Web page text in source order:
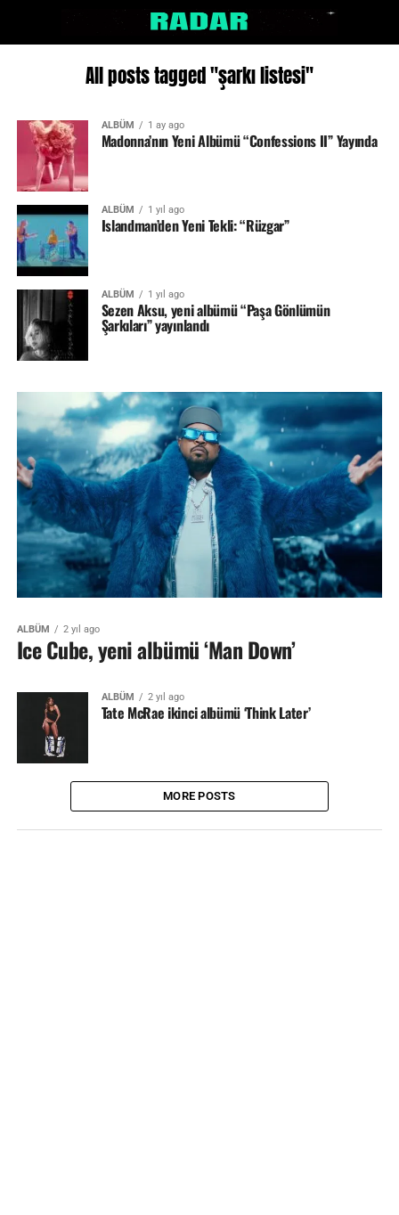
All posts tagged "şarkı listesi"
ALBÜM 1 ay ago
Madonna’nın Yeni Albümü “Confessions II” Yayında
ALBÜM 1 yıl ago
Islandman’den Yeni Tekli: “Rüzgar”
ALBÜM 1 yıl ago
Sezen Aksu, yeni albümü “Paşa Gönlümün
Şarkıları” yayınlandı
ALBÜM 2 yıl ago
Ice Cube, yeni albümü ‘Man Down’
ALBÜM 2 yıl ago
Tate McRae ikinci albümü ‘Think Later’
MORE POSTS